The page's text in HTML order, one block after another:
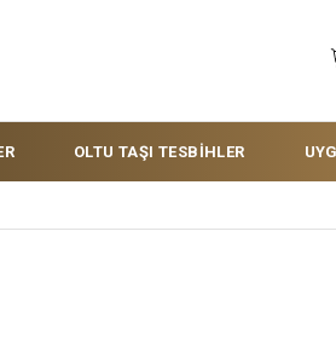
OLTU TAŞI TESBİHLER